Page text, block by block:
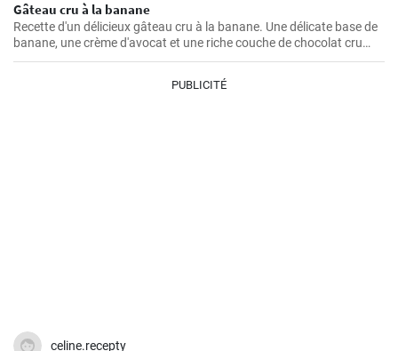
Gâteau cru à la banane
Recette d'un délicieux gâteau cru à la banane. Une délicate base de
banane, une crème d'avocat et une riche couche de chocolat cru
créent une parfaite harmonie de saveurs.
PUBLICITÉ
celine.recepty